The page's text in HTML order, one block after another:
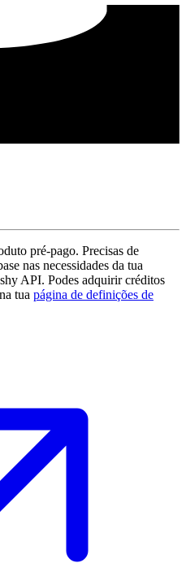
pré-pago. Precisas de
nas necessidades da tua
API. Podes adquirir créditos
tua página de definições de